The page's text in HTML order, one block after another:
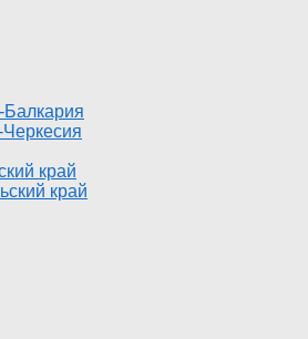
Балкария
край
край